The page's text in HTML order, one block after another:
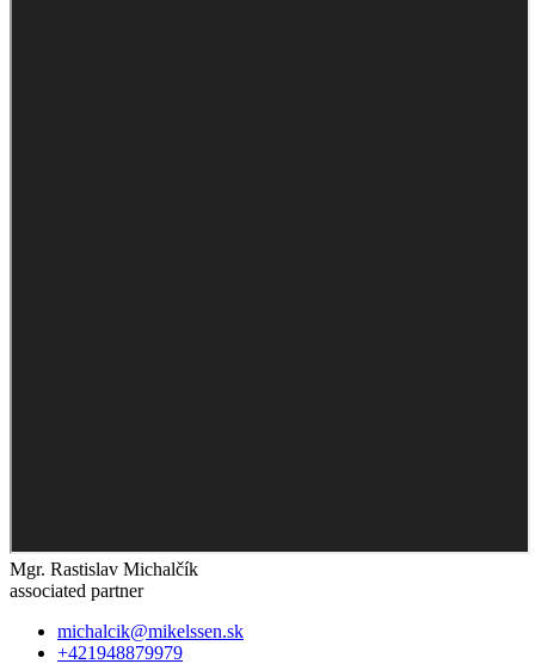
Mgr. Rastislav Michalčík
associated partner
michalcik@mikelssen.sk
+421948879979